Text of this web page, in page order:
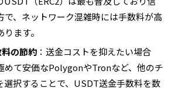
で、ネットワーク混雑時には手数料が高
ます。
の節約：送金コストを抑えたい場合
めて安価なPolygonやTronなど、他のチ
選択することで、USDT送金手数料を数